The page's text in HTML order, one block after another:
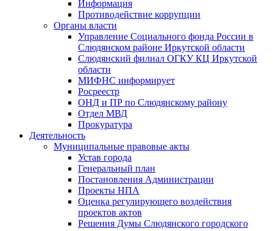
Информация
Противодействие коррупции
Органы власти
Управление Социального фонда России в
Слюдянском районе Иркутской области
Слюдянский филиал ОГКУ КЦ Иркутской
области
МИФНС информирует
Росреестр
ОНД и ПР по Слюдянскому району
Отдел МВД
Прокуратура
Деятельность
Муниципальные правовые акты
Устав города
Генеральный план
Постановления Администрации
Проекты НПА
Оценка регулирующего воздействия
проектов актов
Решения Думы Слюдянского городского